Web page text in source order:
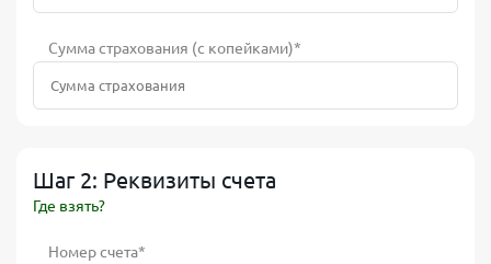
Сумма страхования (с копейками)*
Шаг 2: Реквизиты счета
Где взять?
Номер счета*